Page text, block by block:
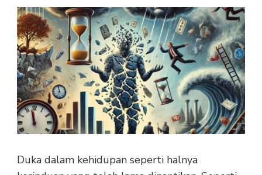
Duka dalam kehidupan seperti halnya